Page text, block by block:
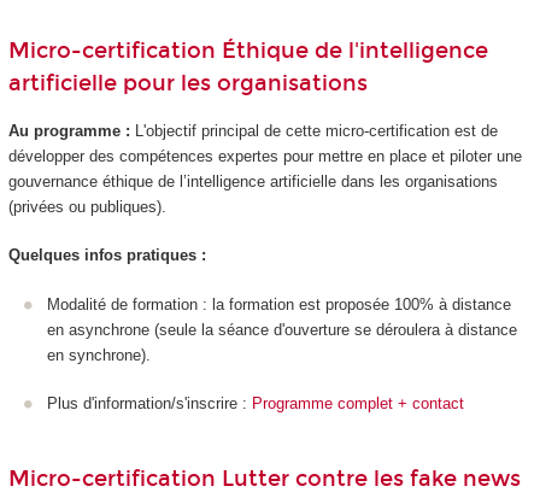
Micro-certification Éthique de l'intelligence
artificielle pour les organisations
Au programme : L'objectif principal de cette micro-certification est de
développer des compétences expertes pour mettre en place et piloter une
gouvernance éthique de l’intelligence artificielle dans les organisations
(privées ou publiques).
Quelques infos pratiques :
Modalité de formation : la formation est proposée 100% à distance
en asynchrone (seule la séance d'ouverture se déroulera à distance
en synchrone).
Plus d'information/s'inscrire : Programme complet + contact
Micro-certification Lutter contre les fake news